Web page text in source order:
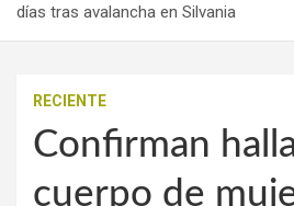
días tras avalancha en Silvania
RECIENTE
Confirman
cuerpo de